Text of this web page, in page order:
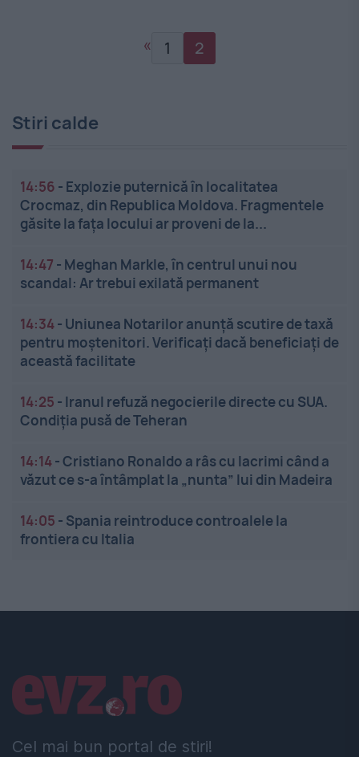
« 1 2
Stiri calde
14:56 - Explozie puternică în localitatea
Crocmaz, din Republica Moldova. Fragmentele
găsite la fața locului ar proveni de la...
14:47 - Meghan Markle, în centrul unui nou
scandal: Ar trebui exilată permanent
14:34- Uniunea Notarilor anunță scutire de taxă
pentru moștenitori. Verificați dacă beneficiați de
această facilitate
14:25 - Iranul refuză negocierile directe cu SUA.
Condiția pusă de Teheran
14:14-Cristiano Ronaldo a râs cu lacrimi când a
văzut ce s-a întâmplat la „nunta” lui din Madeira
14:05 - Spania reintroduce controalele la
frontiera cu Italia
Cel mai bun portal de stiri!
Linkuri utile